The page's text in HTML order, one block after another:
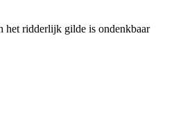
het ridderlijk gilde is ondenkbaar